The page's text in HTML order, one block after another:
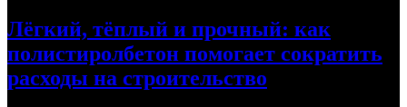
Лёгкий, тёплый и прочный: как
полистиролбетон помогает сократить
расходы на строительство